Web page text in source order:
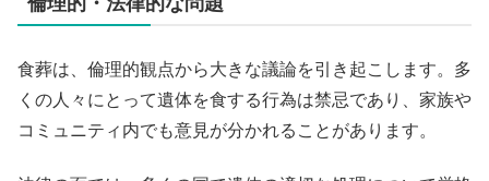
食葬は、倫理的観点から大きな議論を引き起こします。多
くの人々にとって遺体を食する行為は禁忌であり、家族や
コミュニティ内でも意見が分かれることがあります。